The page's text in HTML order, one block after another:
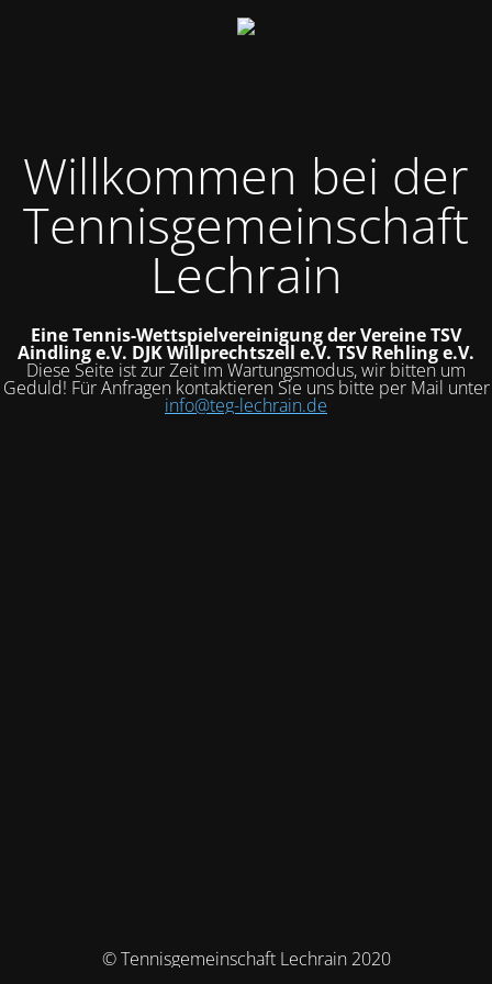
Willkommen bei der
Tennisgemeinschaft
Lechrain
Eine Tennis-Wettspielvereinigung der VereineTSV
Aindling e.V. DJK Willprechtszell e.V. TSV Rehling e.V.
Diese Seite ist zur Zeit im Wartungsmodus, wir bitten um
Geduld! Für Anfragen kontaktieren Sie uns bitte per Mail unter
info@teg-lechrain.de
© Tennisgemeinschaft Lechrain 2020